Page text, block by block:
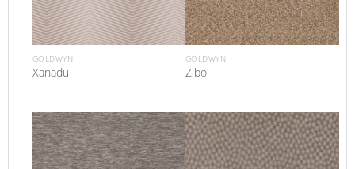
GOLDWYN
Xanadu
GOLDWYN
Zibo